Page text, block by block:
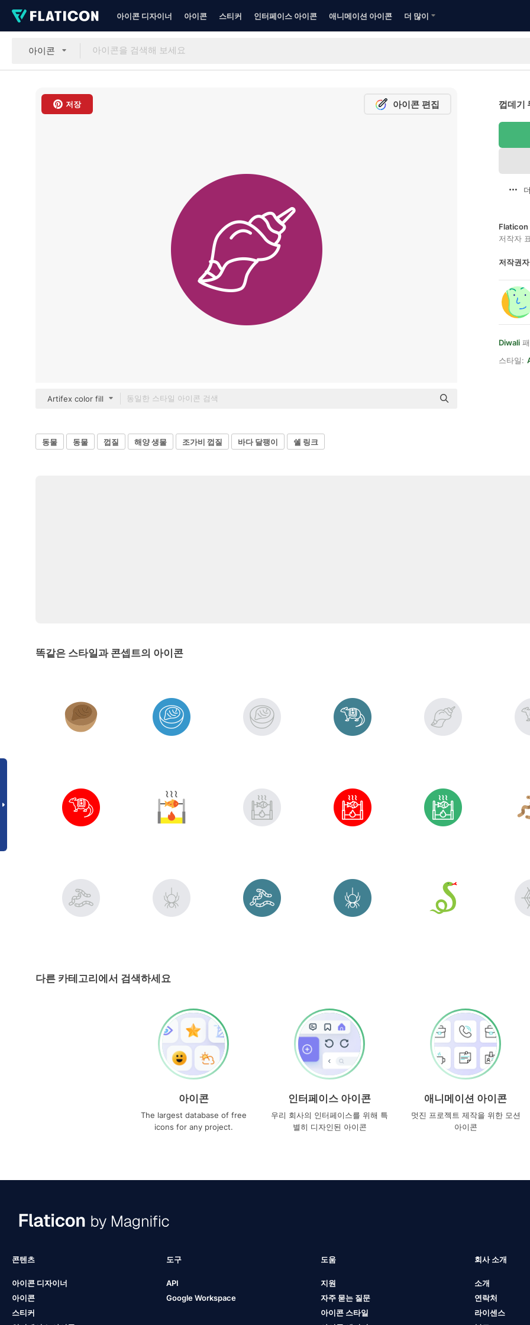
아이콘 디자이너 아이콘 스티커 인터페이스 아이콘 애니메이션 아이콘 더 많이
아이콘
저장 아이콘 편집
Artifex color fill
껍데기
Flaticon
저작자
저작권
Diwali
스타일:
동물 동물 껍질 해양 생물 조가비 껍질 바다 달팽이 쉘 링크
똑같은 스타일과 콘셉트의 아이콘
다른 카테고리에서 검색하세요
아이콘
The largest database of free
icons for any project.
인터페이스 아이콘
우리 회사의 인터페이스를 위해 특
별히 디자인된 아이콘
애니메이션 아이콘
멋진 프로젝트 제작을 위한 모션
아이콘
콘텐츠
아이콘 디자이너
아이콘
스티커
도구
API
Google Workspace
도움
지원
자주 묻는 질문
아이콘 스타일
회사 소개
소개
연락처
라이센스